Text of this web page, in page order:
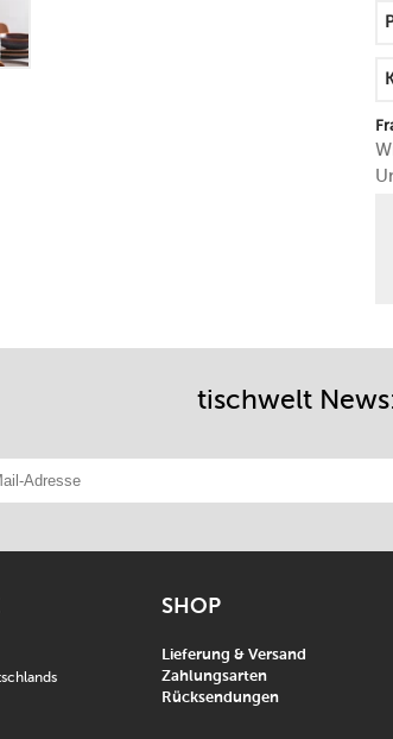
tischwelt
Adresse eintragen
SHOP
Lieferung & Versand
Zahlungsarten
Rücksendungen